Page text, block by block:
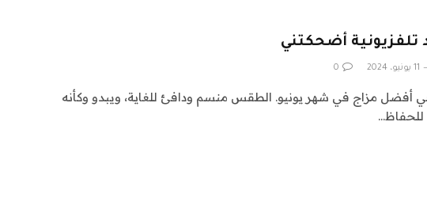
أضحكتني
11 يونيو، 2024 0
في أفضل مزاج في شهر يونيو. الطقس منسم ودافئ للغاية، ويبدو وكأنه